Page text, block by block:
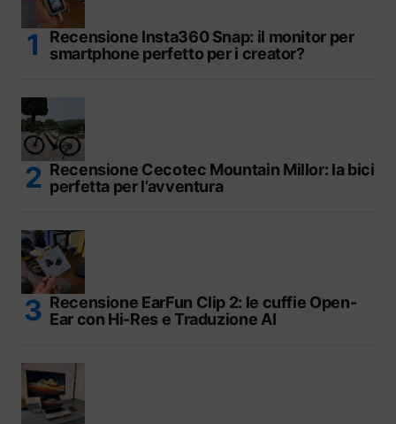
Recensione Insta360 Snap: il monitor per
smartphone perfetto per i creator?
Recensione Cecotec Mountain Millor: la bici
perfetta per l’avventura
Recensione EarFun Clip 2: le cuffie Open-
Ear con Hi-Res e Traduzione AI